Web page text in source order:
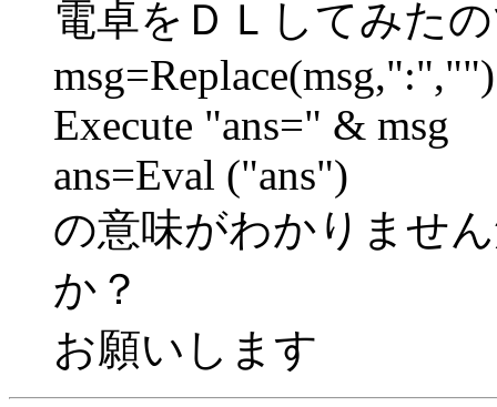
電卓をＤＬしてみた
msg=Replace(msg,":","")
Execute "ans=" & msg
ans=Eval ("ans")
の意味がわかりませ
か？
お願いします